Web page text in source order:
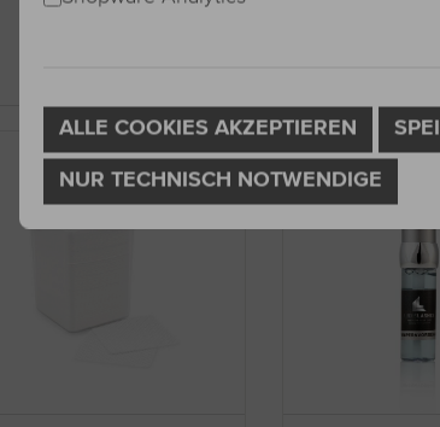
ALLE COOKIES AKZEPTIEREN
NUR TECHNISCH NOTWENDIGE